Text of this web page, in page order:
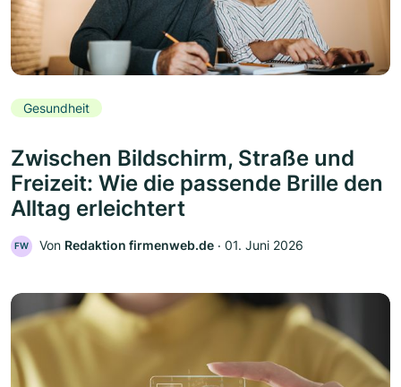
Gesundheit
Zwischen Bildschirm, Straße und
Freizeit: Wie die passende Brille den
Alltag erleichtert
FW Von Redaktion firmenweb.de ‧ 01. Juni 2026